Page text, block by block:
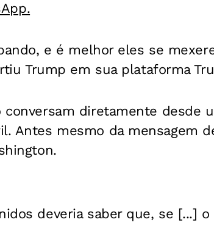
e é melhor eles se
Trump em sua plataforma
conversam diretamente desde
Antes mesmo da mensagem
deveria saber que, se [...]